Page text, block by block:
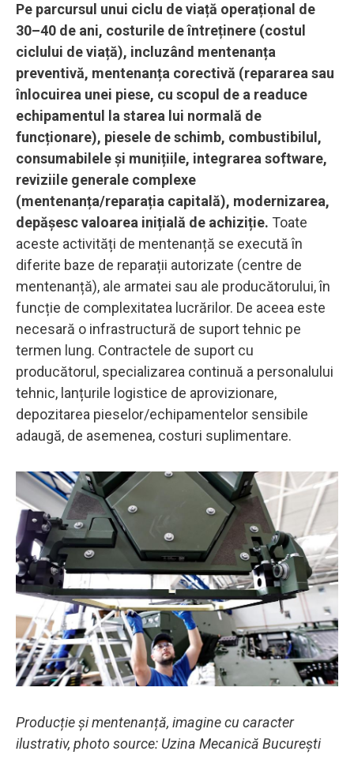
Pe parcursul unui ciclu de viață operațional de
30–40 de ani, costurile de întreținere (costul
ciclului de viață), incluzând mentenanța
preventivă, mentenanța corectivă (repararea sau
înlocuirea unei piese, cu scopul de a readuce
echipamentul la starea lui normală de
funcționare), piesele de schimb, combustibilul,
consumabilele și munițiile, integrarea software,
reviziile generale complexe
(mentenanța/reparația capitală), modernizarea,
depășesc valoarea inițială de achiziție. Toate
aceste activități de mentenanță se execută în
diferite baze de reparații autorizate (centre de
mentenanță), ale armatei sau ale producătorului, în
funcție de complexitatea lucrărilor. De aceea este
necesară o infrastructură de suport tehnic pe
termen lung. Contractele de suport cu
producătorul, specializarea continuă a personalului
tehnic, lanțurile logistice de aprovizionare,
depozitarea pieselor/echipamentelor sensibile
adaugă, de asemenea, costuri suplimentare.
Producție și mentenanță, imagine cu caracter
ilustrativ, photo source: Uzina Mecanică București